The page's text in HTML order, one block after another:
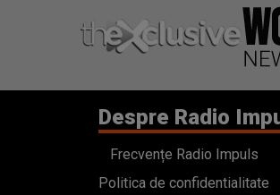
Despre Radio
Frecvențe Radio Impuls
Politica de confidentialitate